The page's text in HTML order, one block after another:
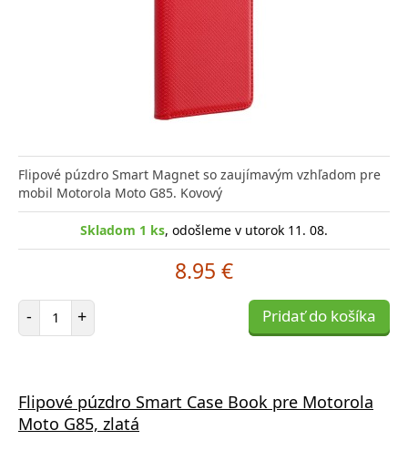
Flipové púzdro Smart Magnet so zaujímavým vzhľadom pre
mobil Motorola Moto G85. Kovový
Skladom 1 ks, odošleme v utorok 11. 08.
8.95 €
- Počet položiek
+ Pridať do košíka
Flipové púzdro Smart Case Book pre Motorola
Moto G85, zlatá